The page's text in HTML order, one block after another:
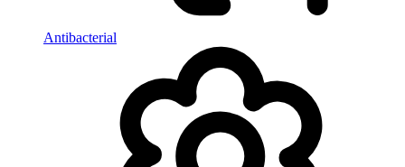
Antibacterial